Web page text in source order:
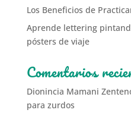
Los Beneficios de
Aprende lettering
pósters de viaje
Comentarios
Dionincia Mamani
para zurdos